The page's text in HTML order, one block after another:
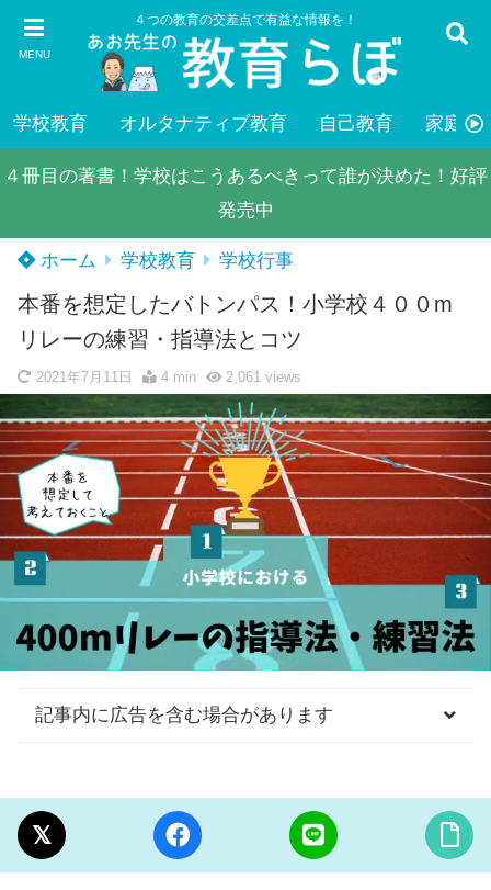
MENU
４つの教育の交差点で有益な情報を！
学校教育 オルタナティブ教育 自己教育 家庭教
４冊目の著書！学校はこうあるべきって誰が決めた！好評
発売中
ホーム 学校教育 学校行事
本番を想定したバトンパス！小学校４００m
リレーの練習・指導法とコツ
2021年7月11日 4 min 2,061views
記事内に広告を含む場合があります